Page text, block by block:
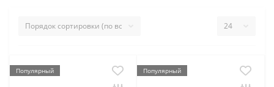
Популярный Популярный